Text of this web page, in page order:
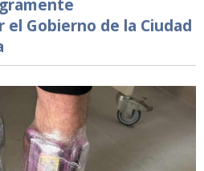
Gobierno de la Ciudad